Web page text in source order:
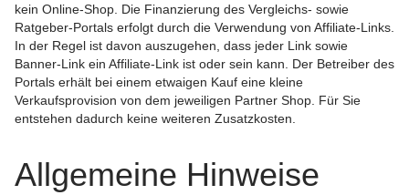
kein Online-Shop. Die Finanzierung des Vergleichs- sowie
Ratgeber-Portals erfolgt durch die Verwendung von Affiliate-Links.
In der Regel ist davon auszugehen, dass jeder Link sowie
Banner-Link ein Affiliate-Link ist oder sein kann. Der Betreiber des
Portals erhält bei einem etwaigen Kauf eine kleine
Verkaufsprovision von dem jeweiligen Partner Shop. Für Sie
entstehen dadurch keine weiteren Zusatzkosten.
Allgemeine Hinweise